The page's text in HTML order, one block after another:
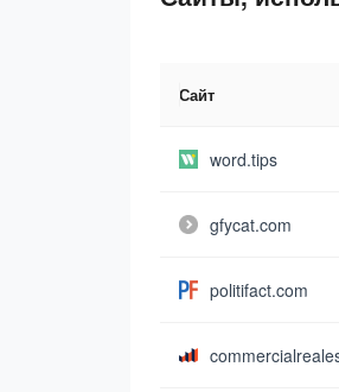
Сайт
word.tips
gfycat.com
politifact.com